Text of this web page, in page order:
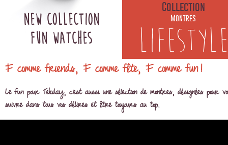
Collection
Montres
LIFESTYLE
NEW COLLECTION
FUN WATCHES
F comme friends, F comme fête, F comme fun !
Le fun pour Tekday, c’est aussi une sélection de montres, désignées pour
suivre dans tous vos délires et être toujours au top.